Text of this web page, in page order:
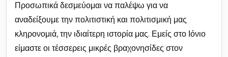
Προσωπικά δεσμεύομαι να παλέψω για να
αναδείξουμε την πολιτιστική και πολιτισμική μας
κληρονομιά, την ιδιαίτερη ιστορία μας. Εμείς στο Ιόνιο
είμαστε οι τέσσερεις μικρές βραχονησίδες στον